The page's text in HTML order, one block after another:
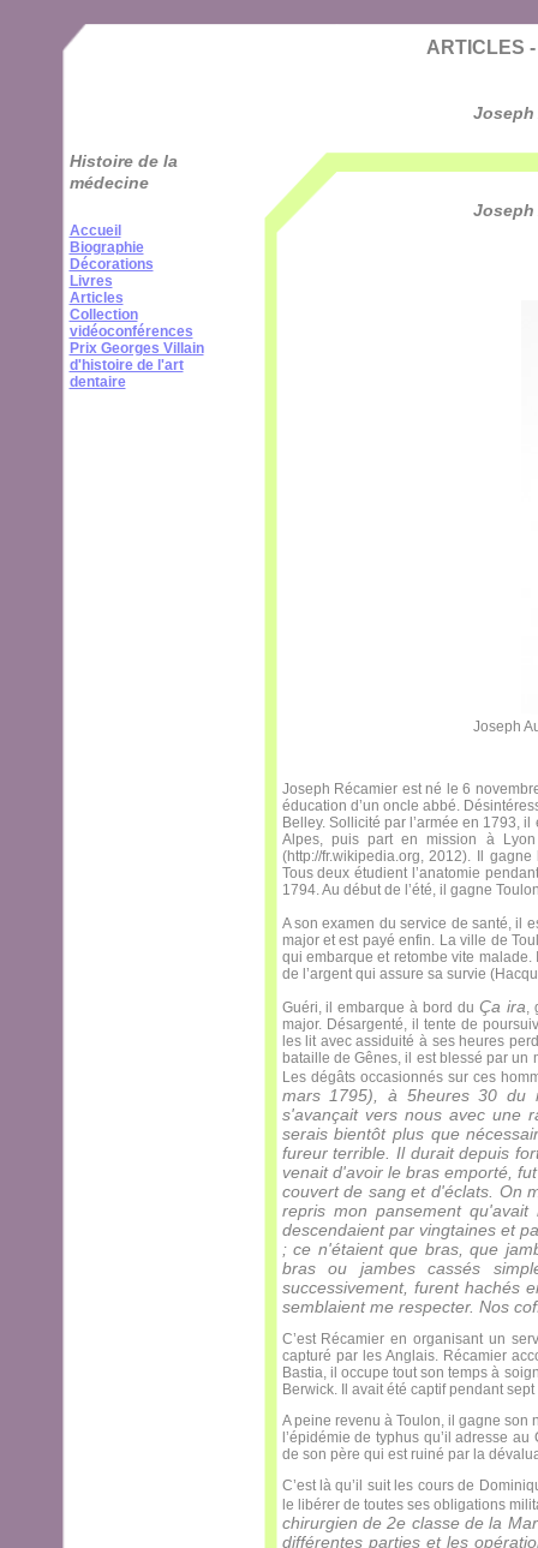
ARTICLES
Joseph
Histoire de la
médecine
Accueil
Biographie
Décorations
Livres
Articles
Collection
vidéoconférences
Prix Georges Villain
d'histoire de l'art
dentaire
Joseph
Joseph
Joseph Récamier est né le 6
éducation d’un oncle abbé.
Belley. Sollicité par l’armée en 1793,
Alpes, puis part en mission à
(http://fr.wikipedia.org, 2012). Il
Tous deux étudient l’anatomie
1794. Au début de l’été, il gagne
A son examen du service de santé, il
major et est payé enfin. La ville de
qui embarque et retombe vite
de l’argent qui assure sa survie
Guéri, il embarque à bord du Ça ira,
major. Désargenté, il tente de
les lit avec assiduité à ses heures
bataille de Gênes, il est blessé par un
Les dégâts occasionnés sur ces
mars 1795), à 5heures 30 du
s'avançait vers nous avec une
serais bientôt plus que
fureur terrible. Il durait depuis
venait d'avoir le bras emporté,
couvert de sang et d'éclats. On
repris mon pansement
descendaient par vingtaines et
; ce n'étaient que bras, que
bras ou jambes cassés
successivement, furent hachés
semblaient me respecter. Nos
C’est Récamier en organisant un
capturé par les Anglais. Récamier
Bastia, il occupe tout son temps à
Berwick. Il avait été captif pendant
A peine revenu à Toulon, il gagne son
l’épidémie de typhus qu’il adresse
de son père qui est ruiné par la
C’est là qu’il suit les cours de
le libérer de toutes ses obligations
chirurgien de 2e classe de la
différentes parties et les